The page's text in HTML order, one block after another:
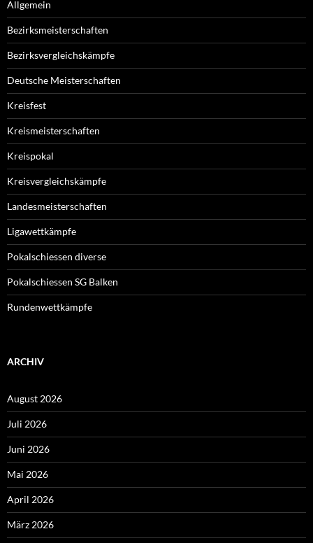
Allgemein
Bezirksmeisterschaften
Bezirksvergleichskämpfe
Deutsche Meisterschaften
Kreisfest
Kreismeisterschaften
Kreispokal
Kreisvergleichskämpfe
Landesmeisterschaften
Ligawettkämpfe
Pokalschiessen diverse
Pokalschiessen SG Balken
Rundenwettkämpfe
ARCHIV
August 2026
Juli 2026
Juni 2026
Mai 2026
April 2026
März 2026